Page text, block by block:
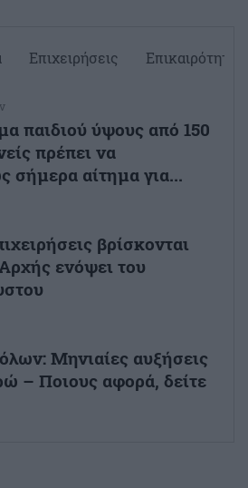
Επιχειρήσεις Επικαιρότητα
παιδιού ύψους από 150
πρέπει να
σήμερα αίτημα για...
βρίσκονται
ενόψει του
Mηνιαίες αυξήσεις
– Ποιους αφορά, δείτε